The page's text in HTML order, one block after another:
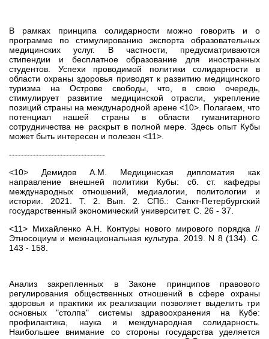
В рамках принципа солидарности можно говорить и о
программе по стимулированию экспорта образовательных
медицинских услуг. В частности, предусматриваются
стипендии и бесплатное образование для иностранных
студентов. Успехи проводимой политики солидарности в
области охраны здоровья приводят к развитию медицинского
туризма на Острове свободы, что, в свою очередь,
стимулирует развитие медицинской отрасли, укрепление
позиций страны на международной арене <10>. Полагаем, что
потенциал нашей страны в области гуманитарного
сотрудничества не раскрыт в полной мере. Здесь опыт Кубы
может быть интересен и полезен <11>.
--------------------------------
<10> Демидов А.М. Медицинская дипломатия как
направление внешней политики Кубы: сб. ст. кафедры
международных отношений, медиалогии, политологии и
истории. 2021. Т. 2. Вып. 2. СПб.: Санкт-Петербургский
государственный экономический университет. С. 26 - 37.
<11> Михайленко А.Н. Контуры нового мирового порядка //
Этносоциум и межнациональная культура. 2019. N 8 (134). С.
143 - 158.
Анализ закрепленных в Законе принципов правового
регулирования общественных отношений в сфере охраны
здоровья и практики их реализации позволяет выделить три
основных "столпа" системы здравоохранения на Кубе:
профилактика, наука и международная солидарность.
Наибольшее внимание со стороны государства уделяется